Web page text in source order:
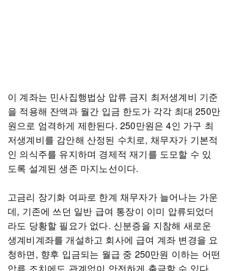
이 계좌는 민사집행법상 압류 금지 최저생계비 기준
을 적용해 잔액과 월간 입금 한도가 각각 최대 250만
원으로 엄격하게 제한된다. 250만원은 4인 가구 최
저생계비를 감안해 산정된 수치로, 채무자가 기본적
인 의식주를 유지하며 경제적 재기를 도모할 수 있
도록 설계된 생존 마지노선이다.
고금리 장기화 여파로 한계 채무자가 늘어나는 가운
데, 기존에 쓰던 일반 급여 통장이 이미 압류되었더
라도 당황할 필요가 없다. 신분증을 지참해 새로운
생계비계좌를 개설하고 회사에 급여 계좌 변경을 요
청하면, 향후 입금되는 월급 중 250만원 이하는 어떤
압류 조치에도 관계없이 안전하게 출금할 수 있다.